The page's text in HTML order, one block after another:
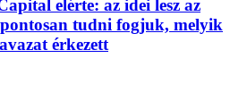
elérte: az idei lesz az
tudni fogjuk, melyik
érkezett